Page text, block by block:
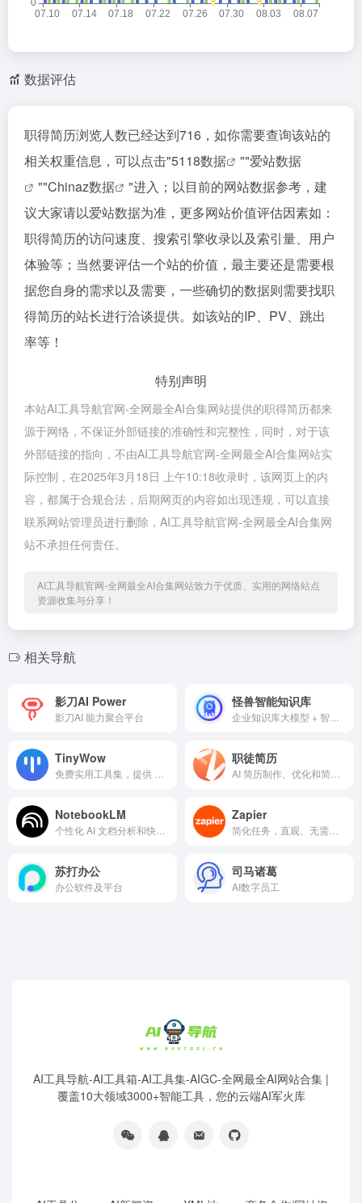
数据评估
职得简历浏览人数已经达到716，如你需要查询该站的
相关权重信息，可以点击"5118数据 ""爱站数据
""Chinaz数据
"进入；以目前的网站数据参考，建
议大家请以爱站数据为准，更多网站价值评估因素如：
职得简历的访问速度、搜索引擎收录以及索引量、用户
体验等；当然要评估一个站的价值，最主要还是需要根
据您自身的需求以及需要，一些确切的数据则需要找职
得简历的站长进行洽谈提供。如该站的IP、PV、跳出
率等！
特别声明
本站AI工具导航官网-全网最全AI合集网站提供的职得简历都来
源于网络，不保证外部链接的准确性和完整性，同时，对于该
外部链接的指向，不由AI工具导航官网-全网最全AI合集网站实
际控制，在2025年3月18日 上午10:18收录时，该网页上的内
容，都属于合规合法，后期网页的内容如出现违规，可以直接
联系网站管理员进行删除，AI工具导航官网-全网最全AI合集网
站不承担任何责任。
AI工具导航官网-全网最全AI合集网站致力于优质、实用的网络站点
资源收集与分享！
相关导航
影刀AI Power
影刀AI 能力聚合平台
怪兽智能知识库
TinyWow 职徒简历
NotebookLM Zapier
苏打办公
办公软件及平台
司马诸葛
AI数字员工
AI工具导航-AI工具箱-AI工具集-AIGC-全网最全AI网站合集 |
覆盖10大领域3000+智能工具，您的云端AI军火库